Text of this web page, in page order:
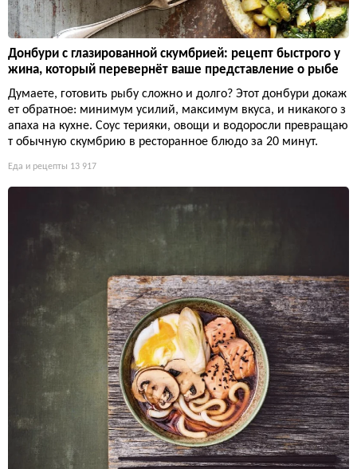
Донбури с глазированной скумбрией: рецепт быстрого у
жина, который перевернёт ваше представление о рыбе
Думаете, готовить рыбу сложно и долго? Этот донбури докаж
ет обратное: минимум усилий, максимум вкуса, и никакого з
апаха на кухне. Соус терияки, овощи и водоросли превращаю
т обычную скумбрию в ресторанное блюдо за 20 минут.
Еда и рецепты 13 917